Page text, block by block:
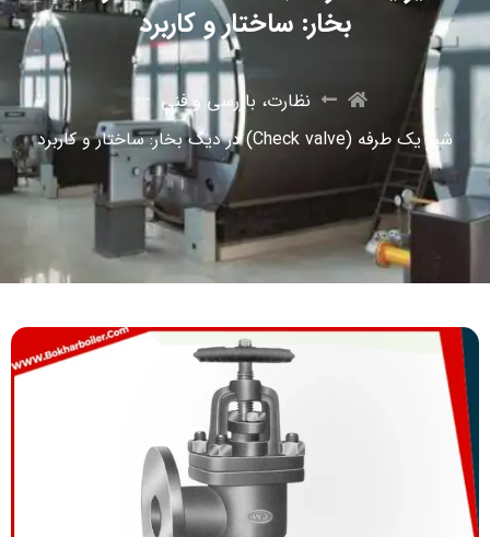
بخار: ساختار و کاربرد
نظارت، بازرسی و فنی
شیر یک طرفه (Check valve) در دیگ بخار: ساختار و کاربرد